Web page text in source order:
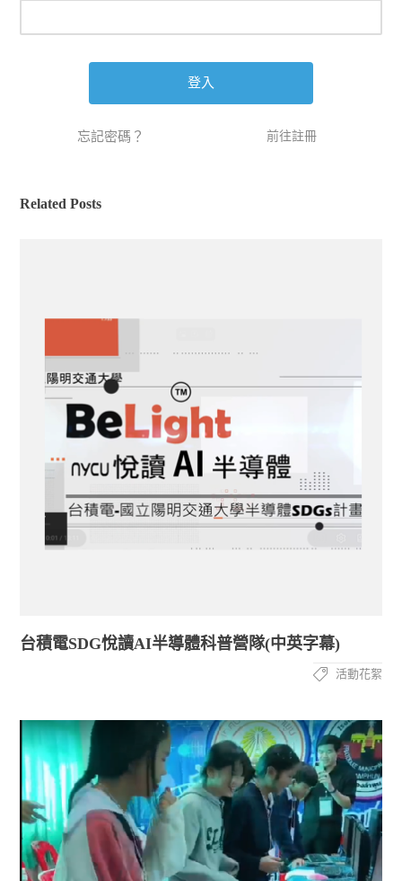
忘記密碼？ 前往註冊
Related Posts
台積電SDG悅讀AI半導體科普營隊(中英字幕)
活動花絮